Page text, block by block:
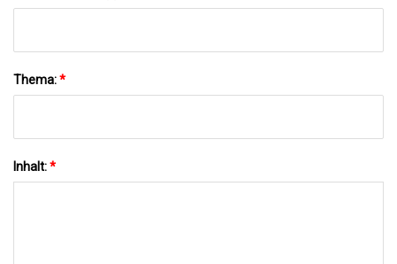
Thema:*
Inhalt:*